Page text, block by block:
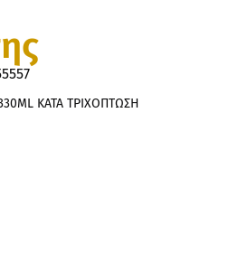
ΚΑΤΑ ΤΡΙΧΟΠΤΩΣΗ